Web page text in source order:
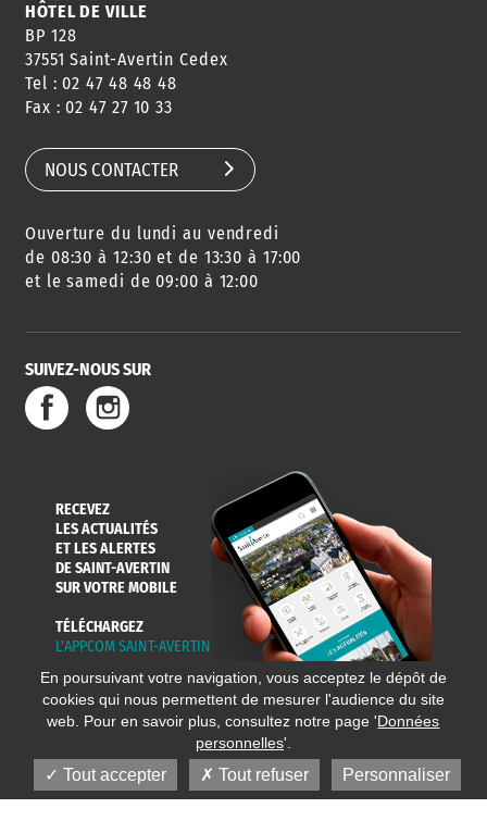
CONSEILS
DE QUARTIER
AGENDA
DES SORTIES
URBANISME
SERVICE
DE L'EAU
HÔTEL DE VILLE
BP 128
37551 Saint-Avertin Cedex
Tel : 02 47 48 48 48
Fax : 02 47 27 10 33
NOUS CONTACTER
Ouverture du lundi au vendredi
de 08:30 à 12:30 et de 13:30 à 17:00
et le samedi de 09:00 à 12:00
SUIVEZ-NOUS SUR
RECEVEZ
LES ACTUALITÉS
ET LES ALERTES
DE SAINT-AVERTIN
SUR VOTRE MOBILE
TÉLÉCHARGEZ
L'APPCOM SAINT-AVERTIN
En poursuivant votre navigation, vous acceptez le dépôt de
cookies qui nous permettent de mesurer l'audience du site
web. Pour en savoir plus, consultez notre page 'Données
personnelles'.
Tout accepter Tout refuser Personnaliser